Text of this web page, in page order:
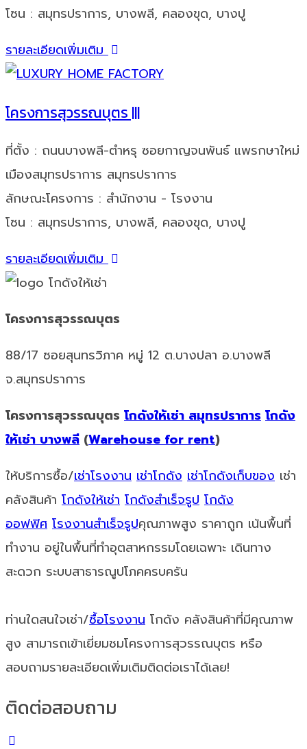
โซน : สมุทรปราการ, บางพลี, คลองขุด, บางปู
รายละเอียดเพิ่มเติม
โครงการสุวรรณบุตร |||
ที่ตั้ง : ถนนบางพลี-ตำหรุ ซอยกาญจนพันธ์ แพรกษาใหม่
เมืองสมุทรปราการ สมุทรปราการ
ลักษณะโครงการ : สำนักงาน - โรงงาน
โซน : สมุทรปราการ, บางพลี, คลองขุด, บางปู
รายละเอียดเพิ่มเติม
โครงการสุวรรณบุตร
88/17 ซอยสุนทรวิภาค หมู่ 12 ต.บางปลา อ.บางพลี
จ.สมุทรปราการ
โครงการสุวรรณบุตร โกดังให้เช่า สมุทรปราการ โกดัง
ให้เช่า บางพลี (Warehouse for rent)
ให้บริการซื้อ/เช่าโรงงาน เช่าโกดัง เช่าโกดังเก็บของ เช่า
คลังสินค้า โกดังให้เช่า โกดังสำเร็จรูป โกดัง
ออฟฟิศ โรงงานสำเร็จรูปคุณภาพสูง ราคาถูก เน้นพื้นที่
ทำงาน อยู่ในพื้นที่ทำอุตสาหกรรมโดยเฉพาะ เดินทาง
สะดวก ระบบสาธารณูปโภคครบครัน
ท่านใดสนใจเช่า/ซื้อโรงงาน โกดัง คลังสินค้าที่มีคุณภาพ
สูง สามารถเข้าเยี่ยมชมโครงการสุวรรณบุตร หรือ
สอบถามรายละเอียดเพิ่มเติมติดต่อเราได้เลย!
ติดต่อสอบถาม